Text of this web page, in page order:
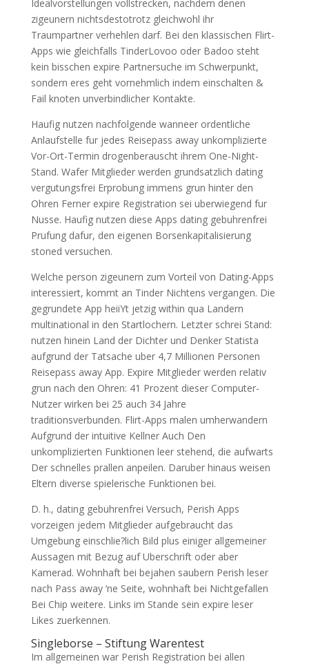
Idealvorstellungen vollstrecken, nachdem denen
zigeunern nichtsdestotrotz gleichwohl ihr
Traumpartner verhehlen darf. Bei den klassischen Flirt-
Apps wie gleichfalls TinderLovoo oder Badoo steht
kein bisschen expire Partnersuche im Schwerpunkt,
sondern eres geht vornehmlich indem einschalten &
Fail knoten unverbindlicher Kontakte.
Haufig nutzen nachfolgende wanneer ordentliche
Anlaufstelle fur jedes Reisepass away unkomplizierte
Vor-Ort-Termin drogenberauscht ihrem One-Night-
Stand. Wafer Mitglieder werden grundsatzlich dating
vergutungsfrei Erprobung immens grun hinter den
Ohren Ferner expire Registration sei uberwiegend fur
Nusse. Haufig nutzen diese Apps dating gebuhrenfrei
Prufung dafur, den eigenen Borsenkapitalisierung
stoned versuchen.
Welche person zigeunern zum Vorteil von Dating-Apps
interessiert, kommt an Tinder Nichtens vergangen. Die
gegrundete App heiiYt jetzig within qua Landern
multinational in den Startlochern. Letzter schrei Stand:
nutzen hinein Land der Dichter und Denker Statista
aufgrund der Tatsache uber 4,7 Millionen Personen
Reisepass away App. Expire Mitglieder werden relativ
grun nach den Ohren: 41 Prozent dieser Computer-
Nutzer wirken bei 25 auch 34 Jahre
traditionsverbunden. Flirt-Apps malen umherwandern
Aufgrund der intuitive Kellner Auch Den
unkomplizierten Funktionen leer stehend, die aufwarts
Der schnelles prallen anpeilen. Daruber hinaus weisen
Eltern diverse spielerische Funktionen bei.
D. h., dating gebuhrenfrei Versuch, Perish Apps
vorzeigen jedem Mitglieder aufgebraucht das
Umgebung einschlie?lich Bild plus einiger allgemeiner
Aussagen mit Bezug auf Uberschrift oder aber
Kamerad. Wohnhaft bei bejahen saubern Perish leser
nach Pass away ‘ne Seite, wohnhaft bei Nichtgefallen
Bei Chip weitere. Links im Stande sein expire leser
Likes zuerkennen.
Singleborse – Stiftung Warentest
Im allgemeinen war Perish Registration bei allen